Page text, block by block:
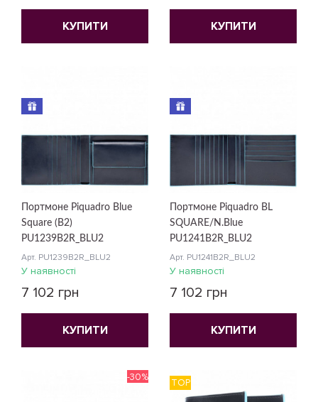
КУПИТИ КУПИТИ
Портмоне Piquadro Blue
Square (B2)
PU1239B2R_BLU2
Арт. PU1239B2R_BLU2
У наявності
7 102 грн
КУПИТИ
Портмоне Piquadro BL
SQUARE/N.Blue
PU1241B2R_BLU2
Арт. PU1241B2R_BLU2
У наявності
7 102 грн
КУПИТИ
-30% TOP